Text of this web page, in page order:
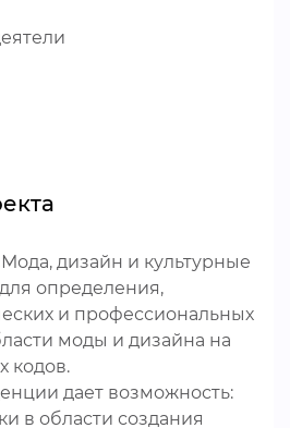
дизайн и культурные
определения,
и профессиональных
моды и дизайна на
кодов.
дает возможность:
в области создания